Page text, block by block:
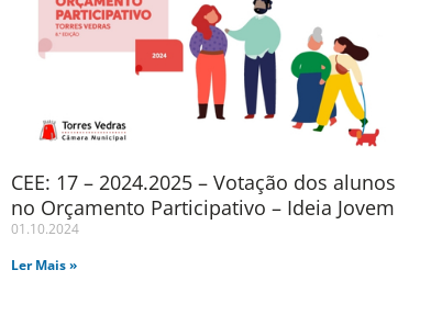
CEE: 17 – 2024.2025 – Votação dos alunos
no Orçamento Participativo – Ideia Jovem
01.10.2024
Ler Mais »